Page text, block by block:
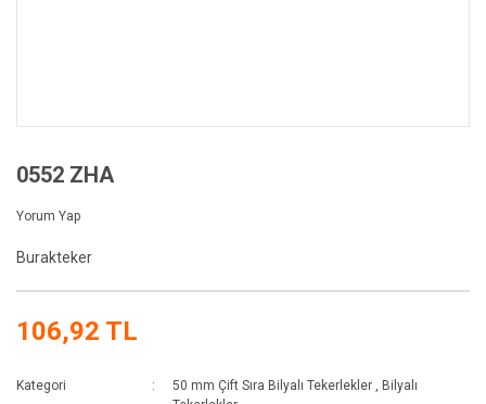
0552 ZHA
Yorum Yap
Burakteker
106,92 TL
Kategori 50 mm Çift Sıra Bilyalı Tekerlekler , Bilyalı